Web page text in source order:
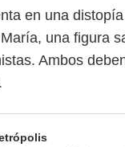
en una
una figura
Ambos